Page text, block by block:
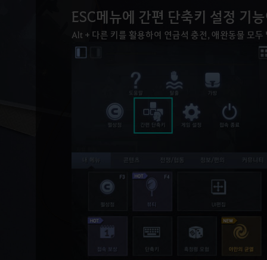
ESC메뉴에 간편 단축키 설정 기
Alt + 다른 키를 활용하여 연금석 충전, 애완동물 모